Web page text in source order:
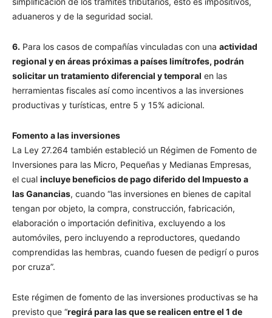
aduaneros y de la seguridad social.
6. Para los casos de compañías vinculadas con una actividad
regional y en áreas próximas a países limítrofes, podrán
solicitar un tratamiento diferencial y temporal en las
herramientas fiscales así como incentivos a las inversiones
productivas y turísticas, entre 5 y 15% adicional.
Fomento a las inversiones
La Ley 27.264 también estableció un Régimen de Fomento de
Inversiones para las Micro, Pequeñas y Medianas Empresas,
el cual incluye beneficios de pago diferido del Impuesto a
las Ganancias, cuando “las inversiones en bienes de capital
tengan por objeto, la compra, construcción, fabricación,
elaboración o importación definitiva, excluyendo a los
automóviles, pero incluyendo a reproductores, quedando
comprendidas las hembras, cuando fuesen de pedigrí o puros
por cruza”.
Este régimen de fomento de las inversiones productivas se ha
previsto que “regirá para las que se realicen entre el 1 de